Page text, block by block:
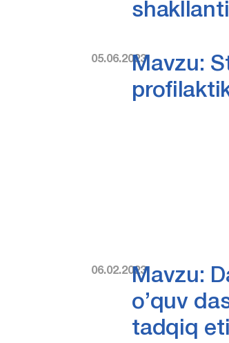
05.06.2023Mavzu:
06.02.2023Mavzu:
o’quv
tadqiq